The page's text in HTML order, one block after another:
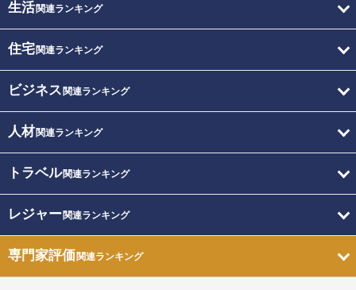
生活関連ランキング
住宅関連ランキング
ビジネス 関連ランキング
人材関連ランキング
トラベル関連ランキング
レジャー関連ランキング
専門家評価関連ランキング